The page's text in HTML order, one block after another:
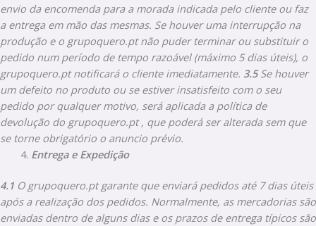
envio da encomenda para a morada indicada pelo cliente ou faz
a entrega em mão das mesmas. Se houver uma interrupção na
produção e o grupoquero.pt não puder terminar ou substituir o
pedido num período de tempo razoável (máximo 5 dias úteis), o
grupoquero.pt notificará o cliente imediatamente. 3.5Se houver
um defeito no produto ou se estiver insatisfeito com o seu
pedido por qualquer motivo, será aplicada a política de
devolução do grupoquero.pt , que poderá ser alterada sem que
se torne obrigatório o anuncio prévio.
Entrega e Expedição
4.1 O grupoquero.pt garante que enviará pedidos até 7 dias úteis
após a realização dos pedidos. Normalmente, as mercadorias são
enviadas dentro de alguns dias e os prazos de entrega típicos são